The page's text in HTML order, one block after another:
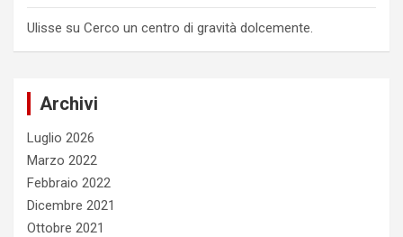
Ulisse su Cerco un centro di gravità dolcemente.
Archivi
Luglio 2026
Marzo 2022
Febbraio 2022
Dicembre 2021
Ottobre 2021